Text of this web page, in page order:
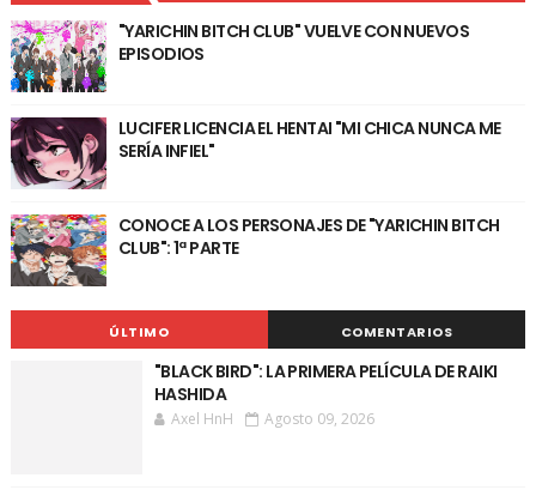
"YARICHIN BITCH CLUB" VUELVE CON NUEVOS
EPISODIOS
LUCIFER LICENCIA EL HENTAI "MI CHICA NUNCA ME
SERÍA INFIEL"
CONOCE A LOS PERSONAJES DE "YARICHIN BITCH
CLUB": 1ª PARTE
ÚLTIMO COMENTARIOS
"BLACK BIRD": LA PRIMERA PELÍCULA DE RAIKI
HASHIDA
Axel HnH Agosto 09, 2026